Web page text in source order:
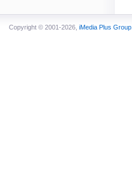
Copyright © 2001-2026, iMedia Plus Group